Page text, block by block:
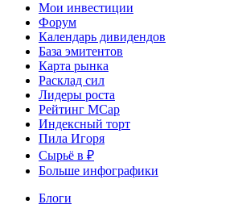
Мои инвестиции
Форум
Календарь дивидендов
База эмитентов
Карта рынка
Расклад сил
Лидеры роста
Рейтинг MCap
Индексный торт
Пила Игоря
Сырьё в ₽
Больше инфографики
Блоги